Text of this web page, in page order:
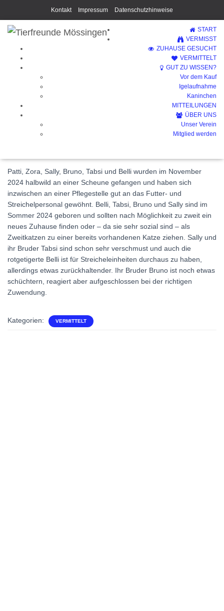
Kontakt Impressum Datenschutzhinweise
START
VERMISST
ZUHAUSE GESUCHT
VERMITTELT
GUT ZU WISSEN?
Vor dem Kauf
Igelaufnahme
Kaninchen
MITTEILUNGEN
ÜBER UNS
Unser Verein
Mitglied werden
Patti, Zora, Sally, Bruno, Tabsi und Belli wurden im November
2024 halbwild an einer Scheune gefangen und haben sich
inzwischen an einer Pflegestelle gut an das Futter- und
Streichelpersonal gewöhnt. Belli, Tabsi, Bruno und Sally sind im
Sommer 2024 geboren und sollten nach Möglichkeit zu zweit ein
neues Zuhause finden oder – da sie sehr sozial sind – als
Zweitkatzen zu einer bereits vorhandenen Katze ziehen. Sally und
ihr Bruder Tabsi sind schon sehr verschmust und auch die
rotgetigerte Belli ist für Streicheleinheiten durchaus zu haben,
allerdings etwas zurückhaltender. Ihr Bruder Bruno ist noch etwas
schüchtern, reagiert aber aufgeschlossen bei der richtigen
Zuwendung.
Kategorien: VERMITTELT